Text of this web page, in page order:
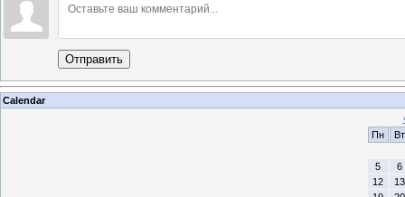
Отправить
Calendar
Пн
Вт
5
6
12
13